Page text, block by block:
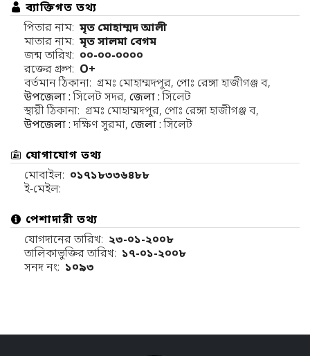
ব্যাক্তিগত তথ্য
পিতার নাম: মৃত মোহাম্মদ আলী
মাতার নাম: মৃত সালমা বেগম
জন্ম তারিখ: ০০-০০-০০০০
রক্তের গ্রুপ: O+
বর্তমান ঠিকানা: গ্রমঃ মোহাম্মদপুর, পোঃ রেঙ্গা হাজীগঞ্জ ব,
উপজেলা :সিলেট সদর, জেলা :সিলেট
স্থায়ী ঠিকানা: গ্রমঃ মোহাম্মদপুর, পোঃ রেঙ্গা হাজীগঞ্জ ব,
উপজেলা :দক্ষিণ সুরমা, জেলা :সিলেট
যোগাযোগ তথ্য
মোবাইল: ০১৭১৮৩৩৬৪৮৮
ই-মেইল:
পেশাদারী তথ্য
যোগদানের তারিখ: ২৩-০১-২০০৮
তালিকাভুক্তির তারিখ: ১৭-০১-২০০৮
সনদ নং: ১০৯৩